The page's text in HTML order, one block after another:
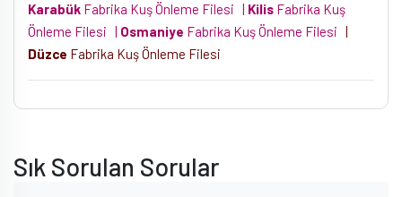
Karabük Fabrika Kuş Önleme Filesi | Kilis Fabrika Kuş
Önleme Filesi | Osmaniye Fabrika Kuş Önleme Filesi |
Düzce Fabrika Kuş Önleme Filesi
Sık Sorulan Sorular